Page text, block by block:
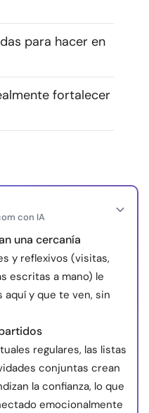
Publicidad con
derechos reservados.
para hacer en
fortalecer
con IA
una cercanía
y reflexivos (visitas,
escritas a mano) le
y que te ven, sin
regulares, las listas
conjuntas crean
la confianza, lo que
emocionalmente